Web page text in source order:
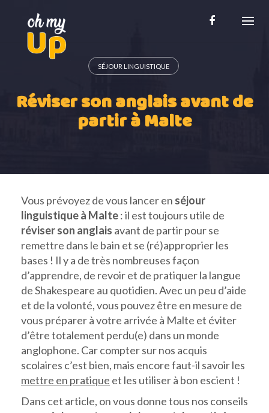
content
SÉJOUR LINGUISTIQUE
Réviser son anglais avant de
partir à Malte
Vous prévoyez de vous lancer en séjour
linguistique à Malte: il est toujours utile de
réviser son anglais avant de partir pour se
remettre dans le bain et se (ré)approprier les
bases ! Il y a de très nombreuses façon
d’apprendre, de revoir et de pratiquer la langue
de Shakespeare au quotidien. Avec un peu d’aide
et de la volonté, vous pouvez être en mesure de
vous préparer à votre arrivée à Malte et éviter
d’être totalement perdu(e) dans un monde
anglophone. Car compter sur nos acquis
scolaires c’est bien, mais encore faut-il savoir les
mettre en pratique et les utiliser à bon escient !
Dans cet article, on vous donne tous nos conseils